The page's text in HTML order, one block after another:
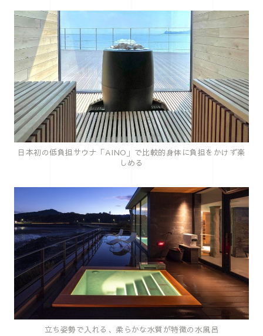
日本初の低負担サウナ「AINO」で比較的身体に負担をかけず楽
しめる
立ち姿勢で入れる、柔らかな水質が特徴の水風呂